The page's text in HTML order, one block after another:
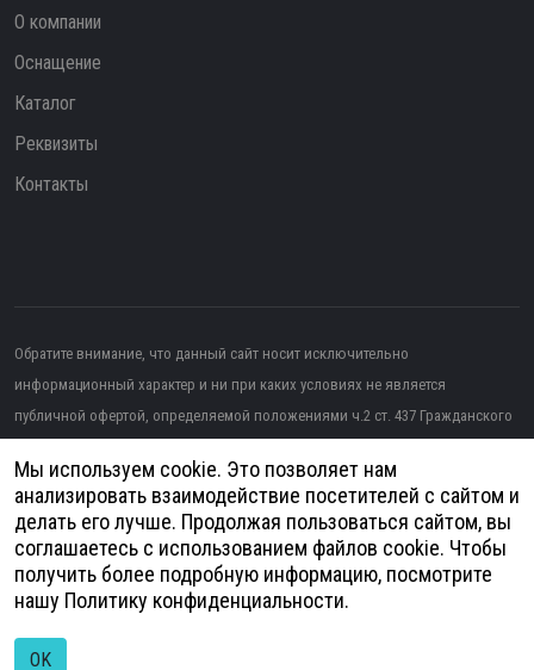
О компании
Оснащение
Каталог
Реквизиты
Контакты
Обратите внимание, что данный сайт носит исключительно
информационный характер и ни при каких условиях не является
публичной офертой, определяемой положениями ч.2 ст. 437 Гражданского
Изображение от topntp26на Freepik
Политика конфиденциальности
Согласие на обработку персональных данных
сайтов -
Мы используем cookie. Это позволяет нам
анализировать взаимодействие посетителей с сайтом и
делать его лучше. Продолжая пользоваться сайтом, вы
соглашаетесь с использованием файлов cookie. Чтобы
получить более подробную информацию, посмотрите
нашу Политику конфиденциальности.
OK